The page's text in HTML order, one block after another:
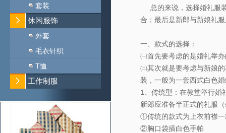
套装
休闲服饰
外套
毛衣针织
T恤
工作制服
总的来说，选择婚礼服
合；最后是新郎与新娘礼
一、款式的选择：
㈠首先要考虑的是婚礼举
㈡其次就是要考虑与新娘
装，一般为一套西式白色
1、传统型：在教堂举行婚
新郎应准备半正式的礼服
①传统的款式为上衣前襟
②胸口袋插白色手帕